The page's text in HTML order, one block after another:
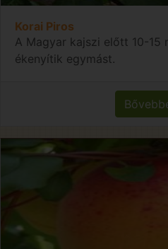
Korai Piros
A Magyar kajszi előtt 10-15
ékenyítik egymást.